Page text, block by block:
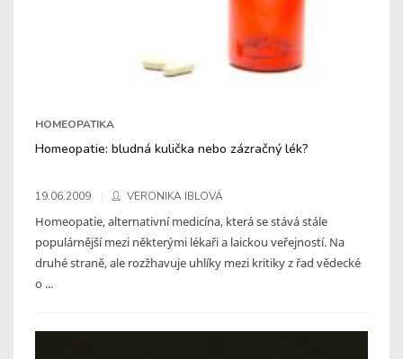
HOMEOPATIKA
Homeopatie: bludná kulička nebo zázračný lék?
19.06.2009 VERONIKA IBLOVÁ
Homeopatie, alternativní medicína, která se stává stále
populárnější mezi některými lékaři a laickou veřejností. Na
druhé straně, ale rozžhavuje uhlíky mezi kritiky z řad vědecké
o ...